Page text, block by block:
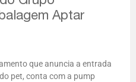
Aptar
que anuncia a entrada
pet, conta com a pump